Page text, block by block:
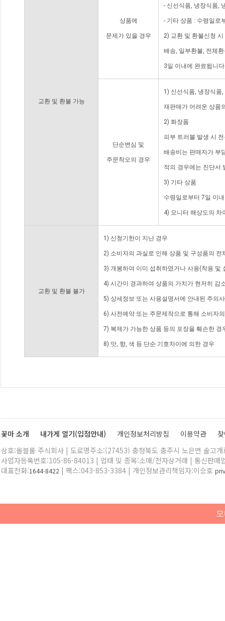
교환 및 환불 가능
상품에
문제가 있을 경우
- 신선식품, 냉장식품,
- 기타 상품 : 수령일로
2) 교환 및 환불신청
배송, 일부환불, 전체
3일 이내에 완료됩니
단순변심 및
주문착오의 경우
1) 신선식품, 냉장식품
재판매가 어려운 상품
2) 화장품
피부 트러블 발생 시
배송비는 판매자가 부
적의 경우에는 진단서
3) 기타 상품
수령일로부터 7일 이
4) 모니터 해상도의 차
교환 및 환불 불가
1) 신청기한이 지난 경우
2) 소비자의 과실로 인해 상품 및 구성품의
3) 개봉하여 이미 섭취하였거나 사용(착용 및
4) 시간이 경과하여 상품의 가치가 현저히 감
5) 상세정보 또는 사용설명서에 안내된 주의
6) 사전예약 또는 주문제작으로 통해 소비자
7) 복제가 가능한 상품 등의 포장을 훼손한 경
8) 맛, 향, 색 등 단순 기호차이에 의한 경우
꽃마 소개 내가게 열기(입점안내) 개인정보처리방침 이용약관
상호:올블룸 주식회사 | 도로명주소:(27453) 충청북도 충주시 노은면 솔고
사업자등록번호:105-86-84013 | 업태 및 종목:소매/전자상거래 | 통신판매
대표전화:1644-8422 | 팩스:043-853-3384 | 개인정보관리책임자:이승호